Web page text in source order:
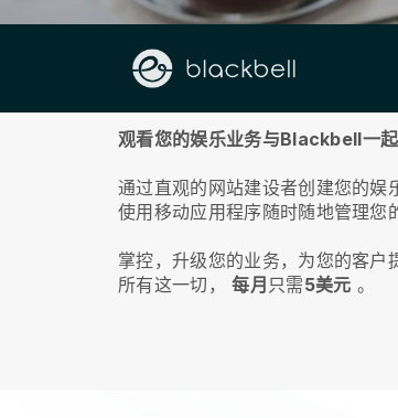
关于我们
观看您的娱乐业务与Blackbell一起
通过直观的网站建设者创建您的娱
使用移动应用程序随时随地管理您
掌控，升级您的业务，为您的客户
所有这一切，每月 只需5美元 。